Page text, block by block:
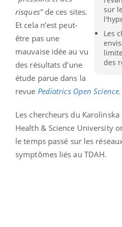
sur
Les
des
risques"de ces sites.
Et cela n’est peut-
être pas une
mauvaise idée au vu
des résultats d’une
étude parue dans la
revue Pediatrics Open Science.
Les chercheurs du
Health & Science University
le temps passé sur les
symptômes liés au TDAH.